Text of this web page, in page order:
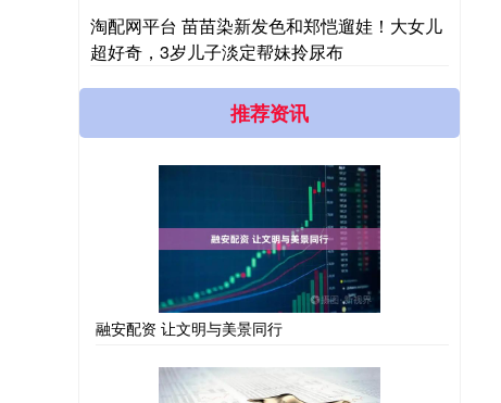
淘配网平台 苗苗染新发色和郑恺遛娃！大女儿
超好奇，3岁儿子淡定帮妹拎尿布
推荐资讯
融安配资 让文明与美景同行